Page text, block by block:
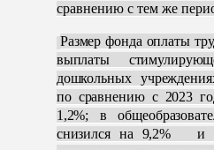
сравнению с тем же
Размер фонда оплаты
выплаты
дошкольных
по сравнению с 2023
1,2%; в
снизился на 9,2% и